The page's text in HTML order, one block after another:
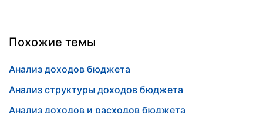
Похожие темы
Анализ доходов бюджета
Анализ структуры доходов бюджета
Анализ доходов и расходов бюджета